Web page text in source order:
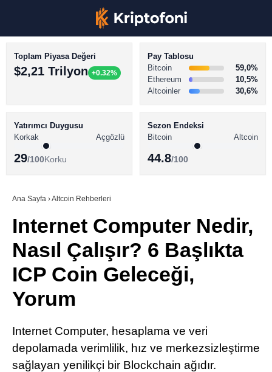
Youtube
TikTok
Pinterest
BİTCOİN HABERLERİ
ALTCOİN HABERLERİ
SÖZLÜK
Toplam Piyasa Değeri
$2,21 Trilyon +0.32%
Pay Tablosu
Bitcoin
59,0%
Ethereum
10,5%
Altcoinler
30,6%
Yatırımcı Duygusu
Korkak
Açgözlü
29/100Korku
Sezon Endeksi
Bitcoin
Altcoin
44.8/100
Ana Sayfa ›Altcoin Rehberleri
Internet Computer Nedir,
Nasıl Çalışır? 6 Başlıkta
ICP Coin Geleceği,
Yorum
Internet Computer, hesaplama ve veri
depolamada verimlilik, hız ve merkezsizleştirme
sağlayan yenilikçi bir Blockchain ağıdır.